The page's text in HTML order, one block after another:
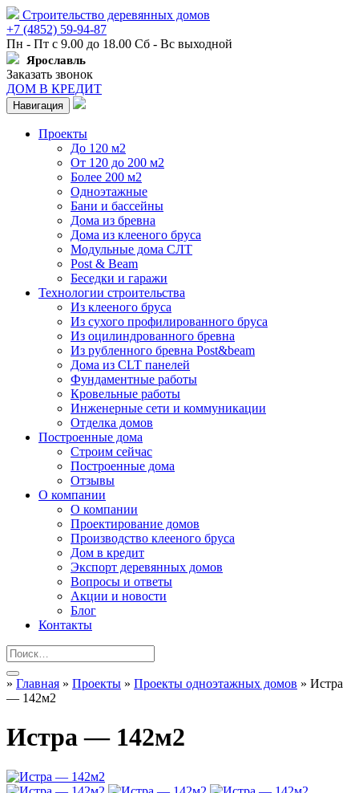
Строительство деревянных домов
+7 (4852) 59-94-87
Пн - Пт с 9.00 до 18.00 Сб - Вс выходной
Ярославль
Заказать звонок
ДОМ В КРЕДИТ
Навигация
Проекты
До 120 м2
От 120 до 200 м2
Более 200 м2
Одноэтажные
Бани и бассейны
Дома из бревна
Дома из клееного бруса
Модульные дома СЛТ
Post & Beam
Беседки и гаражи
Технологии строительства
Из клееного бруса
Из сухого профилированного бруса
Из оцилиндрованного бревна
Из рубленного бревна Post&beam
Дома из CLT панелей
Фундаментные работы
Кровельные работы
Инженерные сети и коммуникации
Отделка домов
Построенные дома
Строим сейчас
Построенные дома
Отзывы
О компании
О компании
Проектирование домов
Производство клееного бруса
Дом в кредит
Экспорт деревянных домов
Вопросы и ответы
Акции и новости
Блог
Контакты
» Главная » Проекты » Проекты одноэтажных домов » Истра
— 142м2
Истра — 142м2